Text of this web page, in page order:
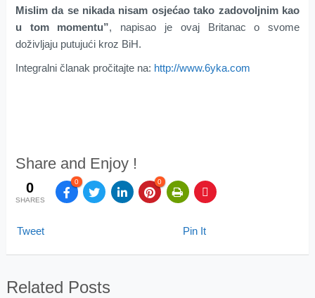
Mislim da se nikada nisam osjećao tako zadovoljnim kao
u tom momentu”, napisao je ovaj Britanac o svome
doživljaju putujući kroz BiH.
Integralni članak pročitajte na: http://www.6yka.com
Share and Enjoy !
0
SHARES
0 0
Tweet Pin It
Related Posts